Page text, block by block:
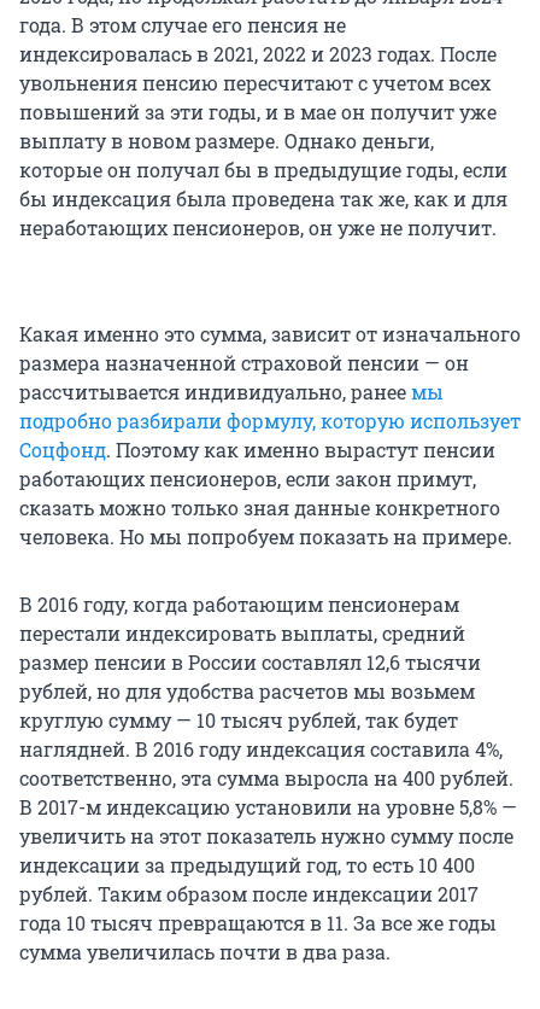
года. В этом случае его пенсия не
индексировалась в 2021, 2022 и 2023 годах. После
увольнения пенсию пересчитают с учетом всех
повышений за эти годы, и в мае он получит уже
выплату в новом размере. Однако деньги,
которые он получал бы в предыдущие годы, если
бы индексация была проведена так же, как и для
неработающих пенсионеров, он уже не получит.
Какая именно это сумма, зависит от изначального
размера назначенной страховой пенсии — он
рассчитывается индивидуально, ранеемы
подробно разбирали формулу, которую использует
Соцфонд. Поэтому как именно вырастут пенсии
работающих пенсионеров, если закон примут,
сказать можно только зная данные конкретного
человека. Но мы попробуем показать на примере.
В 2016 году, когда работающим пенсионерам
перестали индексировать выплаты, средний
размер пенсии в России составлял 12,6 тысячи
рублей, но для удобства расчетов мы возьмем
круглую сумму — 10 тысяч рублей, так будет
наглядней. В 2016 году индексация составила 4%,
соответственно, эта сумма выросла на 400 рублей.
В 2017-м индексацию установили на уровне 5,8% —
увеличить на этот показатель нужно сумму после
индексации за предыдущий год, то есть 10 400
рублей. Таким образом после индексации 2017
года 10 тысяч превращаются в 11. За все же годы
сумма увеличилась почти в два раза.